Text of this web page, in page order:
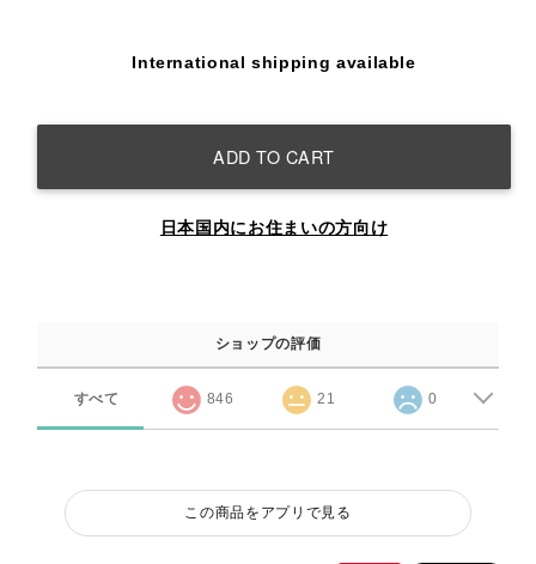
International shipping available
ADD TO CART
日本国内にお住まいの方向け
ショップの評価
すべて 846 21 0
この商品をアプリで見る